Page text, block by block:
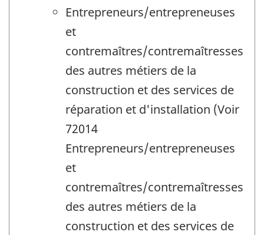
Entrepreneurs/entrepreneuses
et
contremaîtres/contremaîtresses
des autres métiers de la
construction et des services de
réparation et d'installation (Voir
72014
Entrepreneurs/entrepreneuses
et
contremaîtres/contremaîtresses
des autres métiers de la
construction et des services de